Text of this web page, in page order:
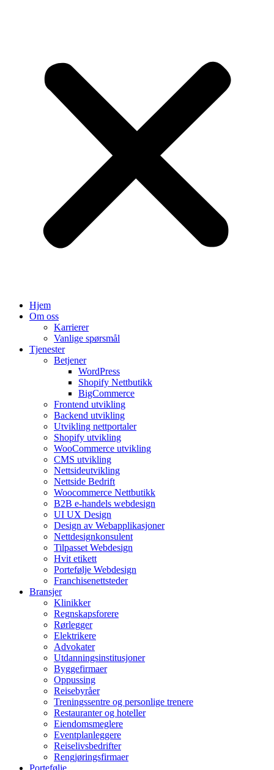
Hjem
Om oss
Karrierer
Vanlige spørsmål
Tjenester
Betjener
WordPress
Shopify Nettbutikk
BigCommerce
Frontend utvikling
Backend utvikling
Utvikling nettportaler
Shopify utvikling
WooCommerce utvikling
CMS utvikling
Nettsideutvikling
Nettside Bedrift
Woocommerce Nettbutikk
B2B e-handels webdesign
UI UX Design
Design av Webapplikasjoner
Nettdesignkonsulent
Tilpasset Webdesign
Hvit etikett
Portefølje Webdesign
Franchisenettsteder
Bransjer
Klinikker
Regnskapsforere
Rørlegger
Elektrikere
Advokater
Utdanningsinstitusjoner
Byggefirmaer
Oppussing
Reisebyråer
Treningssentre og personlige trenere
Restauranter og hoteller
Eiendomsmeglere
Eventplanleggere
Reiselivsbedrifter
Rengjøringsfirmaer
Portefølje